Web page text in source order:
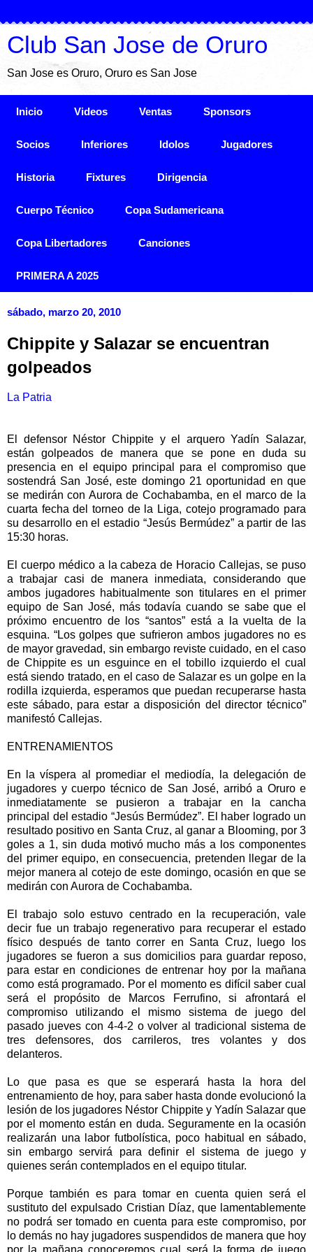
Club San Jose de Oruro
San Jose es Oruro, Oruro es San Jose
Inicio Videos Ventas Sponsors
Socios Inferiores Idolos Jugadores
Historia Fixtures Dirigencia
Cuerpo Técnico Copa Sudamericana
Copa Libertadores Canciones
PRIMERA A 2025
sábado, marzo 20, 2010
Chippite y Salazar se encuentran
golpeados
La Patria
El defensor Néstor Chippite y el arquero Yadín Salazar,
están golpeados de manera que se pone en duda su
presencia en el equipo principal para el compromiso que
sostendrá San José, este domingo 21 oportunidad en que
se medirán con Aurora de Cochabamba, en el marco de la
cuarta fecha del torneo de la Liga, cotejo programado para
su desarrollo en el estadio “Jesús Bermúdez” a partir de las
15:30 horas.
El cuerpo médico a la cabeza de Horacio Callejas, se puso
a trabajar casi de manera inmediata, considerando que
ambos jugadores habitualmente son titulares en el primer
equipo de San José, más todavía cuando se sabe que el
próximo encuentro de los “santos” está a la vuelta de la
esquina. “Los golpes que sufrieron ambos jugadores no es
de mayor gravedad, sin embargo reviste cuidado, en el caso
de Chippite es un esguince en el tobillo izquierdo el cual
está siendo tratado, en el caso de Salazar es un golpe en la
rodilla izquierda, esperamos que puedan recuperarse hasta
este sábado, para estar a disposición del director técnico”
manifestó Callejas.
ENTRENAMIENTOS
En la víspera al promediar el mediodía, la delegación de
jugadores y cuerpo técnico de San José, arribó a Oruro e
inmediatamente se pusieron a trabajar en la cancha
principal del estadio “Jesús Bermúdez”. El haber logrado un
resultado positivo en Santa Cruz, al ganar a Blooming, por 3
goles a 1, sin duda motivó mucho más a los componentes
del primer equipo, en consecuencia, pretenden llegar de la
mejor manera al cotejo de este domingo, ocasión en que se
medirán con Aurora de Cochabamba.
El trabajo solo estuvo centrado en la recuperación, vale
decir fue un trabajo regenerativo para recuperar el estado
físico después de tanto correr en Santa Cruz, luego los
jugadores se fueron a sus domicilios para guardar reposo,
para estar en condiciones de entrenar hoy por la mañana
como está programado. Por el momento es difícil saber cual
será el propósito de Marcos Ferrufino, si afrontará el
compromiso utilizando el mismo sistema de juego del
pasado jueves con 4-4-2 o volver al tradicional sistema de
tres defensores, dos carrileros, tres volantes y dos
delanteros.
Lo que pasa es que se esperará hasta la hora del
entrenamiento de hoy, para saber hasta donde evolucionó la
lesión de los jugadores Néstor Chippite y Yadín Salazar que
por el momento están en duda. Seguramente en la ocasión
realizarán una labor futbolística, poco habitual en sábado,
sin embargo servirá para definir el sistema de juego y
quienes serán contemplados en el equipo titular.
Porque también es para tomar en cuenta quien será el
sustituto del expulsado Cristian Díaz, que lamentablemente
no podrá ser tomado en cuenta para este compromiso, por
lo demás no hay jugadores suspendidos de manera que hoy
por la mañana conoceremos cual será la forma de juego